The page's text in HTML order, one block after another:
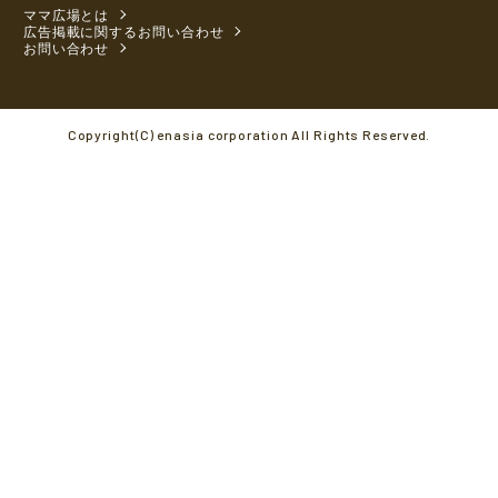
ママ広場とは
広告掲載に関するお問い合わせ
お問い合わせ
Copyright(C) enasia corporation All Rights Reserved.